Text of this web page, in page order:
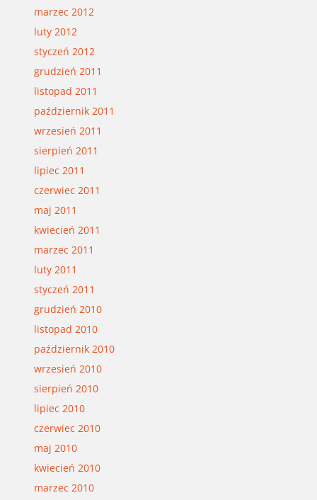
marzec 2012
luty 2012
styczeń 2012
grudzień 2011
listopad 2011
październik 2011
wrzesień 2011
sierpień 2011
lipiec 2011
czerwiec 2011
maj 2011
kwiecień 2011
marzec 2011
luty 2011
styczeń 2011
grudzień 2010
listopad 2010
październik 2010
wrzesień 2010
sierpień 2010
lipiec 2010
czerwiec 2010
maj 2010
kwiecień 2010
marzec 2010